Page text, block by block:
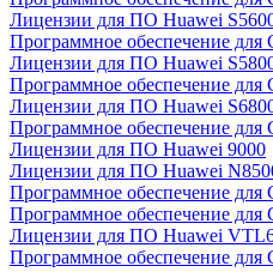
Лицензии для ПО Huawei
Программное обеспечение
Лицензии для ПО Huawei
Программное обеспечение
Лицензии для ПО Huawei
Программное обеспечение
Лицензии для ПО Huawei 9000
Лицензии для ПО Huawei
Программное обеспечение
Программное обеспечение
Лицензии для ПО Huawei
Программное обеспечение